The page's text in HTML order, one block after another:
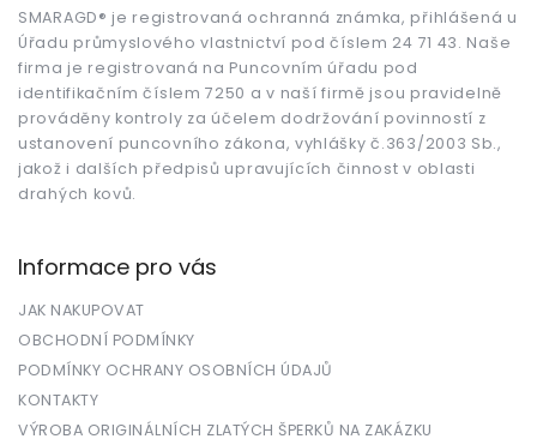
SMARAGD® je registrovaná ochranná známka, přihlášená u
Úřadu průmyslového vlastnictví pod číslem 24 71 43. Naše
firma je registrovaná na Puncovním úřadu pod
identifikačním číslem 7250 a v naší firmě jsou pravidelně
prováděny kontroly za účelem dodržování povinností z
ustanovení puncovního zákona, vyhlášky č.363/2003 Sb.,
jakož i dalších předpisů upravujících činnost v oblasti
drahých kovů.
Informace pro vás
JAK NAKUPOVAT
OBCHODNÍ PODMÍNKY
PODMÍNKY OCHRANY OSOBNÍCH ÚDAJŮ
KONTAKTY
VÝROBA ORIGINÁLNÍCH ZLATÝCH ŠPERKŮ NA ZAKÁZKU